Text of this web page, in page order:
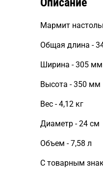
Мармит
Общая длина -
Ширина - 305 мм
Высота - 350 мм
Вес - 4,12 кг
Диаметр - 24 см
Объем - 7,58 л
С товарным